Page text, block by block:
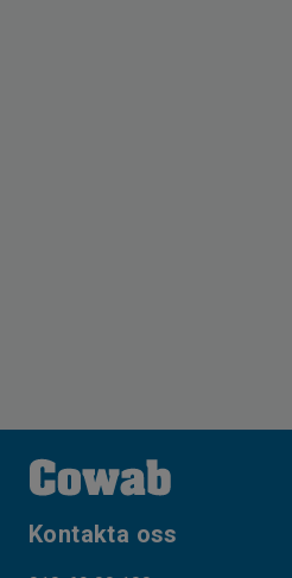
Kontakta oss